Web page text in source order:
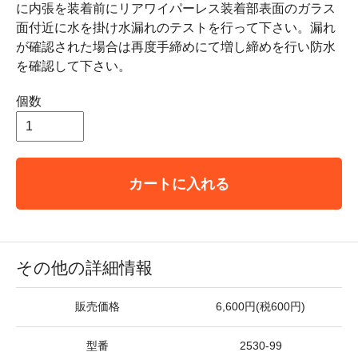
に内張を装着前にリアワイパーレス装着部表面のガラス
面付近に水を掛け水漏れのテストを行って下さい。漏れ
が確認された場合は再度手締めにて増し締めを行い防水
を確認して下さい。
個数
カートに入れる
その他の詳細情報
販売価格 6,600円(税600円)
型番 2530-99